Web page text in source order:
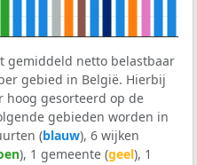
gemiddeld netto belastbaar
gebied in België. Hierbij
hoog gesorteerd op de
gebieden worden in
(blauw), 6 wijken
), 1 gemeente (geel), 1